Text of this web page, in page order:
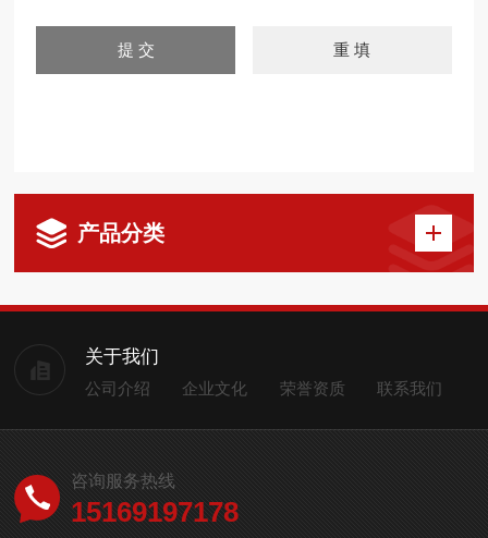
产品分类
关于我们
公司介绍 企业文化 荣誉资质 联系我们
咨询服务热线
15169197178